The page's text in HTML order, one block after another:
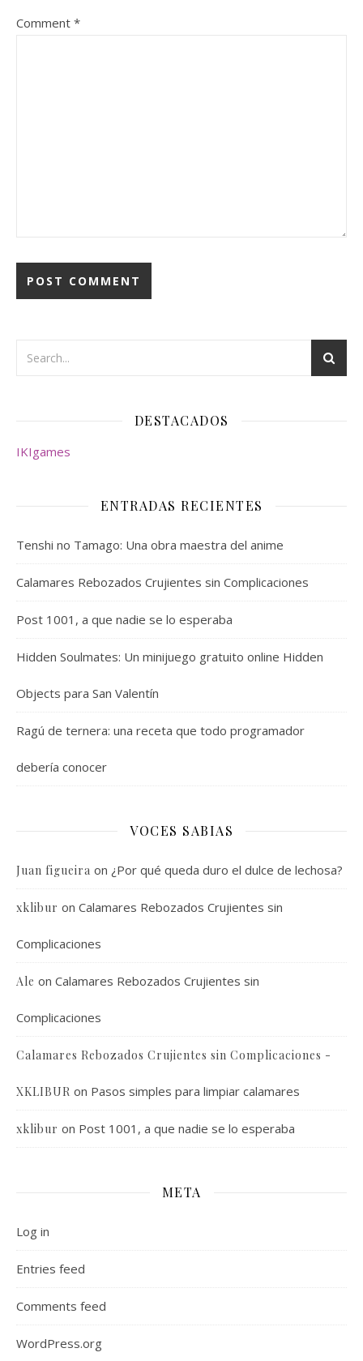
Comment *
DESTACADOS
IKIgames
ENTRADAS RECIENTES
Tenshi no Tamago: Una obra maestra del anime
Calamares Rebozados Crujientes sin Complicaciones
Post 1001, a que nadie se lo esperaba
Hidden Soulmates: Un minijuego gratuito online Hidden
Objects para San Valentín
Ragú de ternera: una receta que todo programador
debería conocer
VOCES SABIAS
Juan figueira on ¿Por qué queda duro el dulce de lechosa?
xklibur on Calamares Rebozados Crujientes sin
Complicaciones
Ale on Calamares Rebozados Crujientes sin
Complicaciones
Calamares Rebozados Crujientes sin Complicaciones -
XKLIBUR on Pasos simples para limpiar calamares
xklibur on Post 1001, a que nadie se lo esperaba
META
Log in
Entries feed
Comments feed
WordPress.org